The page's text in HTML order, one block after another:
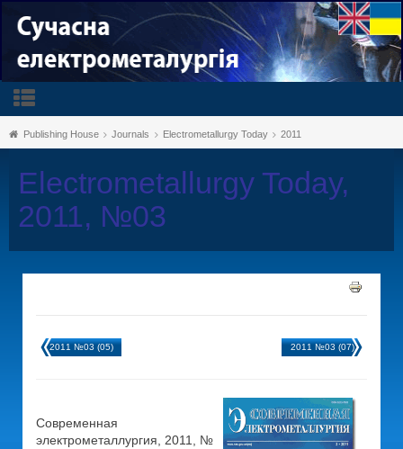
Publishing House Journals Electrometallurgy Today 2011
Electrometallurgy Today,
2011, №03
2011 №03 (05) 2011 №03 (07)
Современная
электрометаллургия, 2011, №